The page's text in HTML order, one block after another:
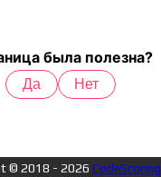
была полезна?
Да Нет
© 2018 - 2026 CodeScoring